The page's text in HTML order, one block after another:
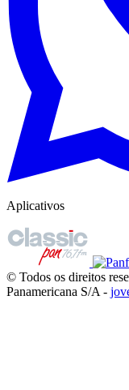
Aplicativos
© Todos os direitos
Panamericana S/A -